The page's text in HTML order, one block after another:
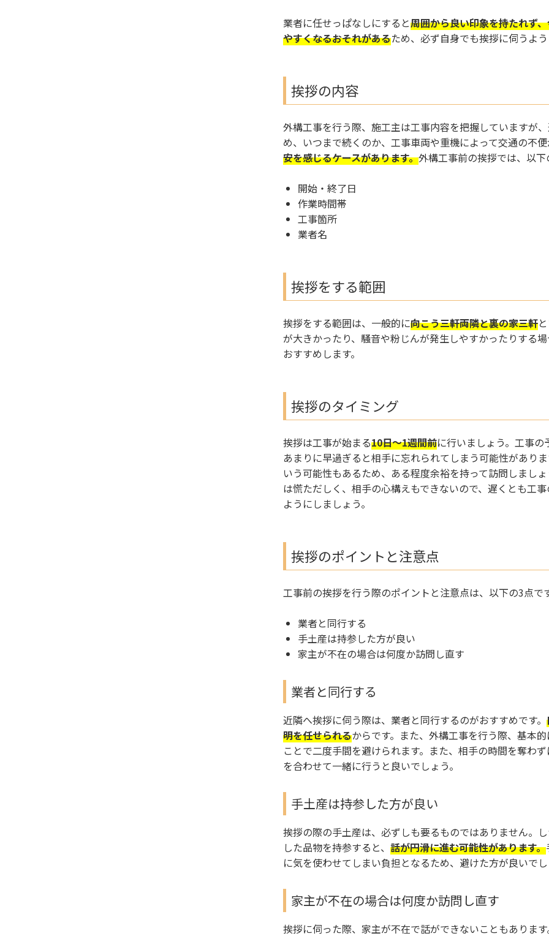
業者に任せっぱなしにすると周囲から良い印象を持たれず
やすくなるおそれがあるため、必ず自身でも挨拶に伺うよ
挨拶の内容
外構工事を行う際、施工主は工事内容を把握していますが
め、いつまで続くのか、工事車両や重機によって交通の不
安を感じるケースがあります。外構工事前の挨拶では、以
開始・終了日
作業時間帯
工事箇所
業者名
挨拶をする範囲
挨拶をする範囲は、一般的に向こう三軒両隣と裏の家三軒
が大きかったり、騒音や粉じんが発生しやすかったりする
おすすめします。
挨拶のタイミング
挨拶は工事が始まる10日～1週間前に行いましょう。工事
あまりに早過ぎると相手に忘れられてしまう可能性があり
いう可能性もあるため、ある程度余裕を持って訪問しまし
は慌ただしく、相手の心構えもできないので、遅くとも工
ようにしましょう。
挨拶のポイントと注意点
工事前の挨拶を行う際のポイントと注意点は、以下の3点で
業者と同行する
手土産は持参した方が良い
家主が不在の場合は何度か訪問し直す
業者と同行する
近隣へ挨拶に伺う際は、業者と同行するのがおすすめです。
明を任せられるからです。また、外構工事を行う際、基本
ことで二度手間を避けられます。また、相手の時間を奪わ
を合わせて一緒に行うと良いでしょう。
手土産は持参した方が良い
挨拶の際の手土産は、必ずしも要るものではありません。
した品物を持参すると、 話が円滑に進む可能性があります。
に気を使わせてしまい負担となるため、避けた方が良いで
家主が不在の場合は何度か訪問し直す
挨拶に伺った際、家主が不在で話ができないこともありま